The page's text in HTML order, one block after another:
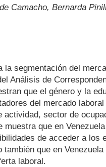
Camacho, Bernarda
la segmentación del
Análisis de
que el género y la
del mercado
actividad, sector de
muestra que en
de acceder a los
también que en
laboral.